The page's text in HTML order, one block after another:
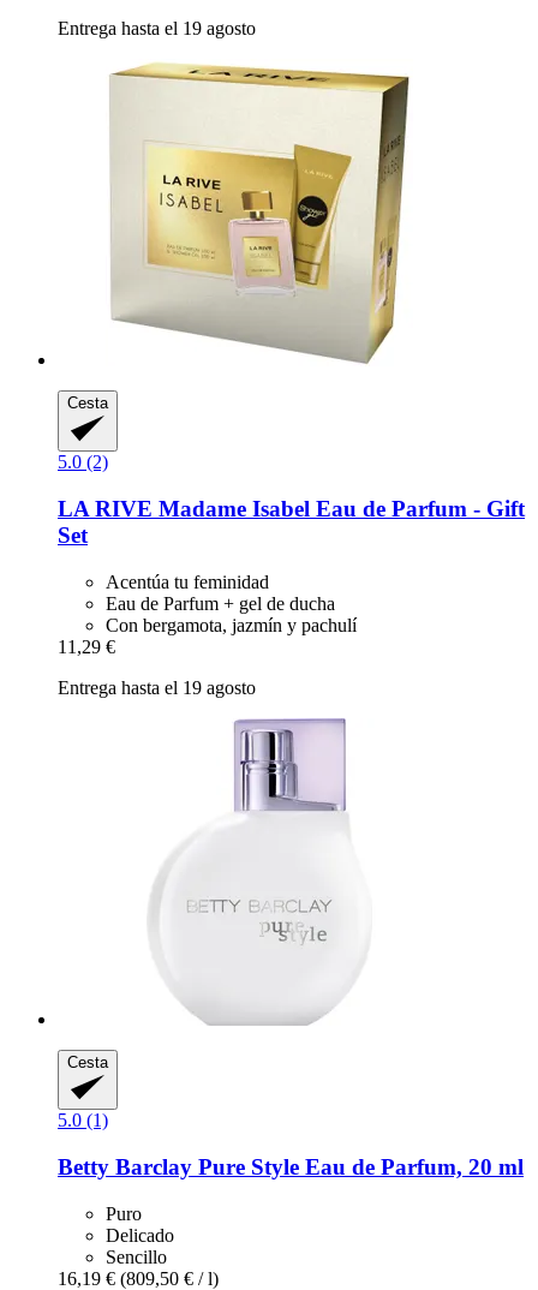
Entrega hasta el 19 agosto
Cesta
5.0 (2)
LA RIVE Madame Isabel Eau de Parfum -​ Gift
Set
Acentúa tu feminidad
Eau de Parfum + gel de ducha
Con bergamota, jazmín y pachulí
11,29 €
Entrega hasta el 19 agosto
Cesta
5.0 (1)
Betty Barclay Pure Style Eau de Parfum, 20 ml
Puro
Delicado
Sencillo
16,19 € (809,50 € / l)